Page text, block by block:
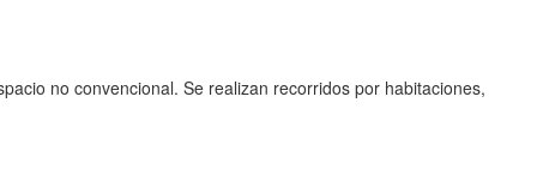
no convencional. Se realizan recorridos por habitaciones,